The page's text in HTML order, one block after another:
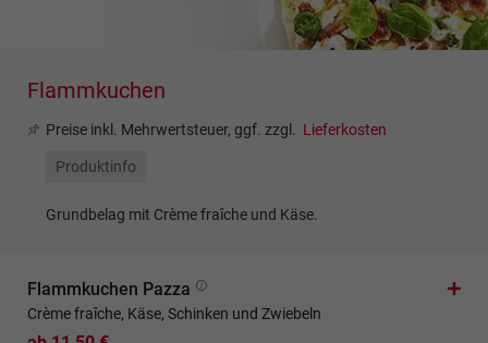
Flammkuchen
Preise inkl. Mehrwertsteuer, ggf. zzgl. Lieferkosten
Produktinfo
Grundbelag mit Crème fraîche und Käse.
Flammkuchen Pazza
Crème fraîche, Käse, Schinken und Zwiebeln